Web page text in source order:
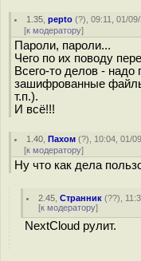
1.35 ,pepto (?), 09:11, 01/
[к модератору]
Пароли, пароли...
Чего по их поводу
Всего-то делов - надо
зашифрованные
т.п.).
И всё!!!
1.40 ,Пахом (?), 10:04, 01/
[к модератору]
Ну что как дела
2.45 ,Странник (??),
[к модератору]
NextСloud рулит.